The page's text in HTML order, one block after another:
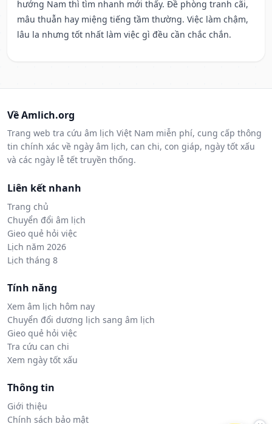
hướng Nam thì tìm nhanh mới thấy. Đề phòng tranh cãi,
mâu thuẫn hay miệng tiếng tầm thường. Việc làm chậm,
lâu la nhưng tốt nhất làm việc gì đều cần chắc chắn.
Về Amlich.org
Trang web tra cứu âm lịch Việt Nam miễn phí, cung cấp thông
tin chính xác về ngày âm lịch, can chi, con giáp, ngày tốt xấu
và các ngày lễ tết truyền thống.
Liên kết nhanh
Trang chủ
Chuyển đổi âm lịch
Gieo quẻ hỏi việc
Lịch năm 2026
Lịch tháng 8
Tính năng
Xem âm lịch hôm nay
Chuyển đổi dương lịch sang âm lịch
Gieo quẻ hỏi việc
Tra cứu can chi
Xem ngày tốt xấu
Thông tin
Giới thiệu
Chính sách bảo mật